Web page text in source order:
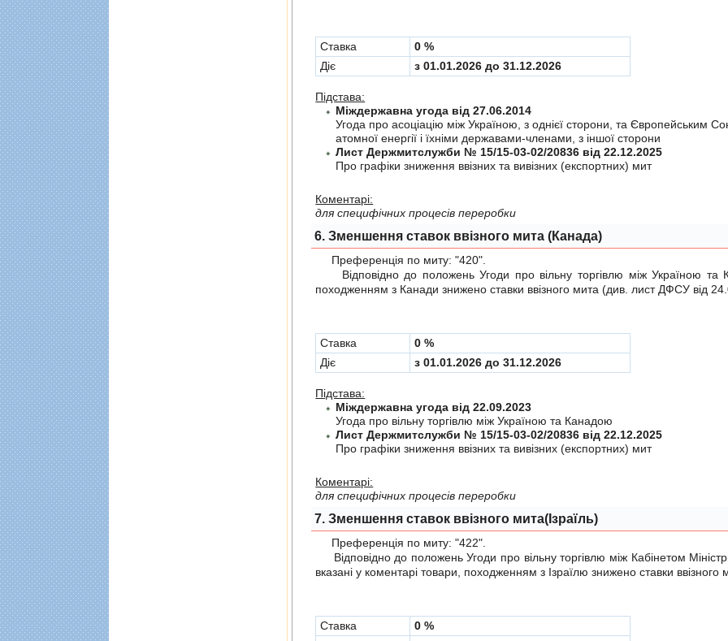
Cтавка
0 %
Діє
з 01.01.2026 до 31.12.2026
Підстава:
Міждержавна угода від 27.06.2014
Угода про асоцiацiю мiж Україною, з однiєї сторони, та Європейським
атомної енергiї i їхнiми державами-членами, з iншої сторони
Лист Держмитслужби № 15/15-03-02/20836 від 22.12.2025
Про графiки зниження ввiзних та вивiзних (експортних) мит
Коментарі:
для специфічних процесів переробки
6. Зменшення ставок ввізного мита (Канада)
Преференція по миту:"420"
Відповідно до положеньУгоди про вiльну торгiвлю мiж Україною та
походженням з Канади знижено ставки ввізного мита (див. лист ДФСУ від
Cтавка
0 %
Діє
з 01.01.2026 до 31.12.2026
Підстава:
Міждержавна угода від 22.09.2023
Угода про вiльну торгiвлю мiж Україною та Канадою
Лист Держмитслужби № 15/15-03-02/20836 від 22.12.2025
Про графiки зниження ввiзних та вивiзних (експортних) мит
Коментарі:
для специфічних процесів переробки
7. Зменшення ставок ввізного мита(Ізраїль)
Преференція по миту:"422"
Відповідно до положеньУгоди про вiльну торгiвлю мiж Кабінетом
вказані у коментарі товари, походженням з Ізраїлю знижено ставки ввізного
Cтавка
0 %